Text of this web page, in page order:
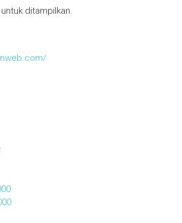
ditampilkan.